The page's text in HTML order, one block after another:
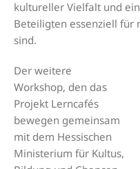
kultureller Vielfalt und
Beteiligten essenziell für
sind.
Der weitere
Workshop, den das
Projekt Lerncafés
bewegen gemeinsam
mit dem Hessischen
Ministerium für Kultus,